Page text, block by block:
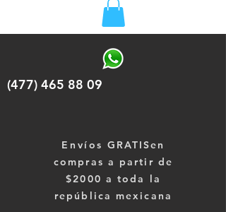
(477) 465 88 09
Envíos GRATISen
compras a partir de
$2000 a toda la
república mexicana